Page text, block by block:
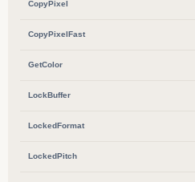
CopyPixel
CopyPixelFast
GetColor
LockBuffer
LockedFormat
LockedPitch